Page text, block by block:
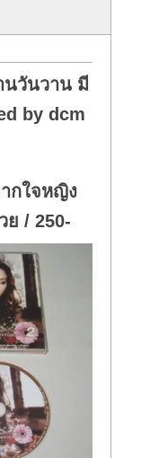
นวันวาน มี
by dcm
กใจหญิง
ย / 250-